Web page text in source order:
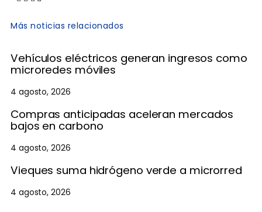
Más noticias relacionados
Vehículos eléctricos generan ingresos como
microredes móviles
4 agosto, 2026
Compras anticipadas aceleran mercados
bajos en carbono
4 agosto, 2026
Vieques suma hidrógeno verde a microrred
4 agosto, 2026